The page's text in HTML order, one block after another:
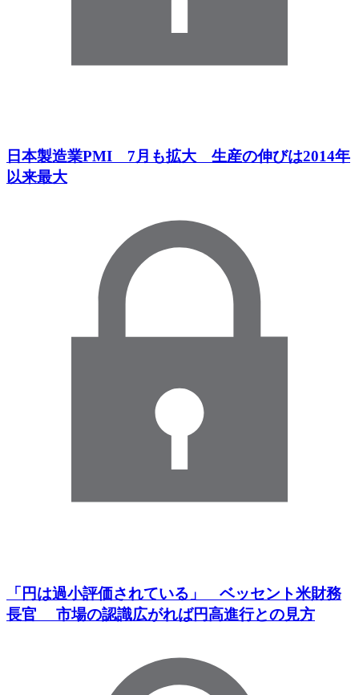
日本製造業PMI 7月も拡大 生産の伸びは2014年
以来最大
「円は過小評価されている」 ベッセント米財務
長官 市場の認識広がれば円高進行との見方